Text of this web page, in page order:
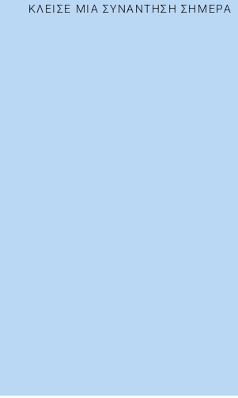
ΚΛΕΙΣΕ ΜΙΑ ΣΥΝΑΝΤΗΣΗ ΣΗΜΕΡΑ